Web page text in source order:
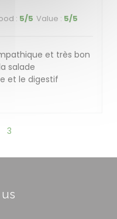
: 5/5 Value : 5/5
et très bon
salade
et le digestif
3